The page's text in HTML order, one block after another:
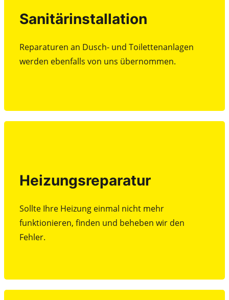
Sanitärinstallation
Reparaturen an Dusch- und Toilettenanlagen
werden ebenfalls von uns übernommen.
Reparaturen an Dusch- und Toilettenanlagen
Heizungsreparatur
Sollte Ihre Heizung einmal nicht mehr
funktionieren, finden und beheben wir den
Fehler.
Sollte Ihre Heizung einmal nicht mehr